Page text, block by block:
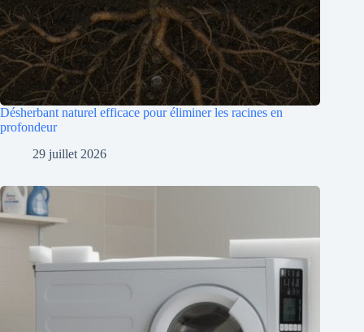
Désherbant naturel efficace pour éliminer les racines en
profondeur
29 juillet 2026